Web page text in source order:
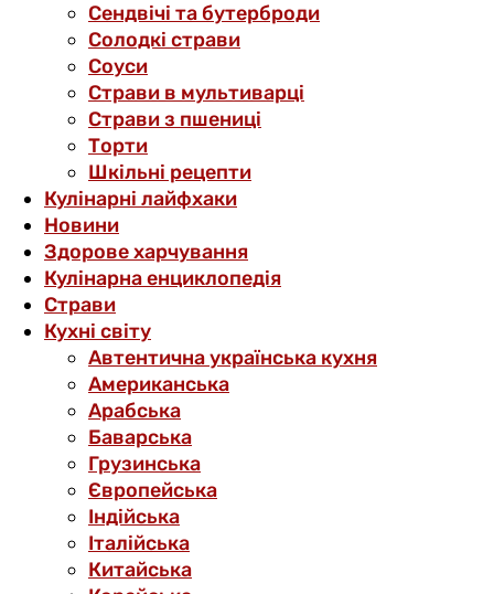
Сендвічі та бутерброди
Солодкі страви
Соуси
Страви в мультиварці
Страви з пшениці
Торти
Шкільні рецепти
Кулінарні лайфхаки
Новини
Здорове харчування
Кулінарна енциклопедія
Страви
Кухні світу
Автентична українська кухня
Американська
Арабська
Баварська
Грузинська
Європейська
Індійська
Італійська
Китайська